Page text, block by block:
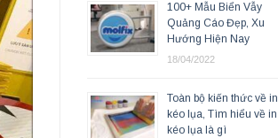
100+ Mẫu Biển Vẫy
Quảng Cáo Đẹp, Xu
Hướng Hiện Nay
18/04/2022
Toàn bộ kiến thức về in
kéo lụa, Tìm hiểu về in
kéo lụa là gì